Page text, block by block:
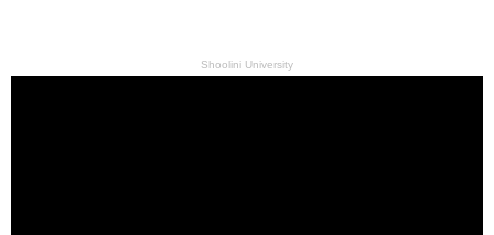
Shoolini University